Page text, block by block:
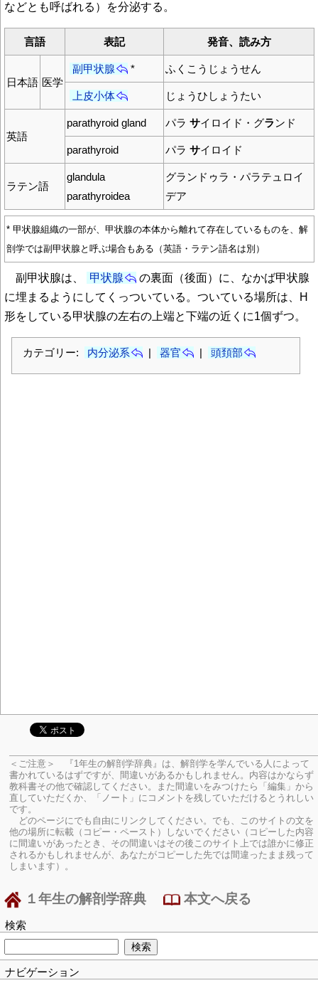
などとも呼ばれる）を分泌する。
言語 表記 発音、読み方
日本語 医学
副甲状腺 * ふくこうじょうせん
上皮小体 じょうひしょうたい
英語
parathyroid gland パラ サイロイド・グランド
parathyroid パラ サイロイド
ラテン語
glandula
parathyroidea
グランドゥラ・パラテュロイ
デア
* 甲状腺組織の一部が、甲状腺の本体から離れて存在しているものを、解
剖学では副甲状腺と呼ぶ場合もある（英語・ラテン語名は別）
副甲状腺は、 甲状腺
の裏面（後面）に、なかば甲状腺
に埋まるようにしてくっついている。ついている場所は、H
形をしている甲状腺の左右の上端と下端の近くに1個ずつ。
カテゴリー: 内分泌系 | 器官 | 頭頚部
＜ご注意＞ 『1年生の解剖学辞典』は、解剖学を学んでいる人によって
書かれているはずですが、間違いがあるかもしれません。内容はかならず
教科書その他で確認してください。
また間違いをみつけたら「編集」から
直していただくか、「ノート」にコメントを残していただけるとうれしい
です。
どのページにでも自由にリンクしてください。でも、このサイトの文を
他の場所に転載（コピー・ペースト）しないでください（コピーした内容
に間違いがあったとき、その間違いはその後このサイト上では誰かに修正
されるかもしれませんが、あなたがコピーした先では間違ったまま残って
しまいます）。
１年生の解剖学辞典 本文へ戻る
検索
ナビゲーション